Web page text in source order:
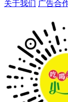
关于我们 广告合